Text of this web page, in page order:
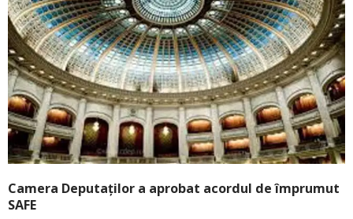
Camera Deputaților a aprobat acordul de împrumut
SAFE